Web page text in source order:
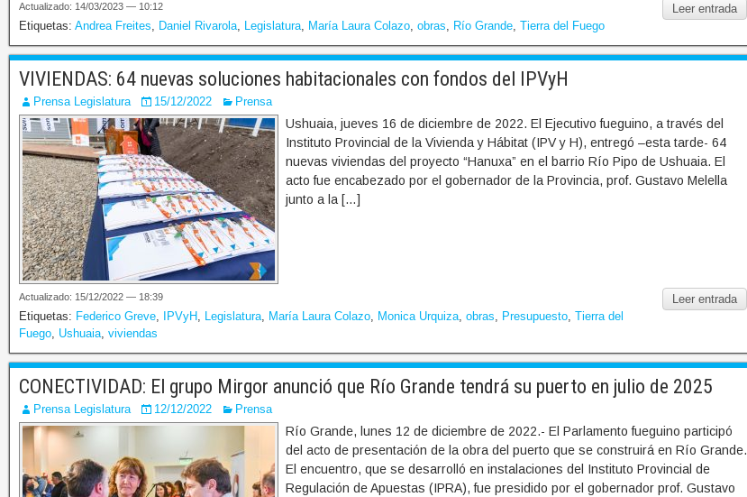
Leer entrada
Actualizado: 14/03/2023 — 10:12
Etiquetas: Andrea Freites, Daniel Rivarola, Legislatura, María Laura Colazo, obras, Río Grande, Tierra del Fuego
VIVIENDAS: 64 nuevas soluciones habitacionales con fondos del IPVyH
Prensa Legislatura 15/12/2022 Prensa
Ushuaia, jueves 16 de diciembre de 2022. El Ejecutivo fueguino, a través del
Instituto Provincial de la Vivienda y Hábitat (IPV y H), entregó –esta tarde- 64
nuevas viviendas del proyecto “Hanuxa” en el barrio Río Pipo de Ushuaia. El
acto fue encabezado por el gobernador de la Provincia, prof. Gustavo Melella
junto a la […]
Leer entrada
Actualizado: 15/12/2022 — 18:39
Etiquetas: Federico Greve, IPVyH, Legislatura, María Laura Colazo, Monica Urquiza, obras, Presupuesto, Tierra del
Fuego, Ushuaia, viviendas
CONECTIVIDAD: El grupo Mirgor anunció que Río Grande tendrá su puerto en julio de 2025
Prensa Legislatura 12/12/2022 Prensa
Río Grande, lunes 12 de diciembre de 2022.- El Parlamento fueguino participó
del acto de presentación de la obra del puerto que se construirá en Río Grande.
El encuentro, que se desarrolló en instalaciones del Instituto Provincial de
Regulación de Apuestas (IPRA), fue presidido por el gobernador prof. Gustavo